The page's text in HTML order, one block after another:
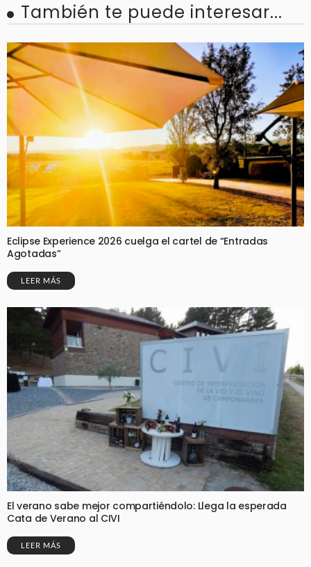
También te puede interesar...
Eclipse Experience 2026 cuelga el cartel de “Entradas
Agotadas”
LEER MÁS
El verano sabe mejor compartiéndolo: Llega la esperada
Cata de Verano al CIVI
LEER MÁS